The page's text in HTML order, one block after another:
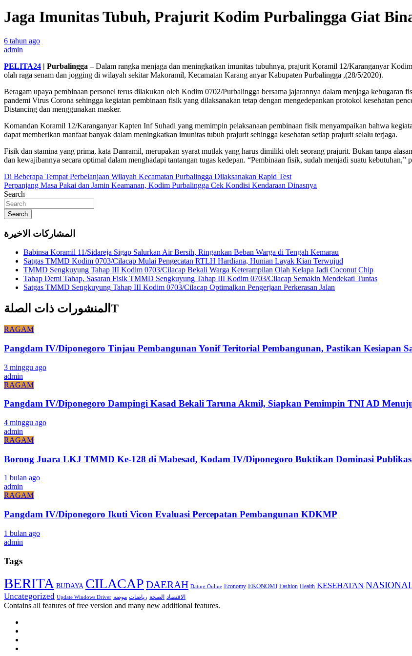
Jaga Imunitas Tubuh, Prajurit Kodim Purbalingga Giat
6 tahun ago
admin
PELITA24 | Purbalingga –Dalam rangka menjaga dan meningkatkan imunitas tubuhnya, prajurit Koramil 12/Karanganyar
olah raga senam dan jogging di wilayah sekitar Makoramil, Kecamatan Karang anyar Kabupaten Purbalingga ,(28/5/2020).
Beragam upaya pembinaan personel terus dilakukan oleh Kodim 0702/Purbalingga bersama jajarannya dalam menjaga kebugaran
pandemi Virus Corona sehingga kegiatan pembinaan fisik yang dilaksanakan tetap dengan mengedepankan protokol kesehatan
Distancing dan menggunakan masker.
Komandan Koramil 12/Karanganyar Kapten Inf Suhadi yang memimpin pelaksanaan pembinaan fisik menyampaikan bahwa
dapat memberikan manfaat banyak dalam meningkatkan imunitas tubuh prajurit sehingga kesehatan setiap prajurit selalu terjaga.
Fisik dan stamina yang prima, kata Danramil, merupakan syarat mutlak yang harus dimiliki oleh seorang prajurit. Bukan tanpa
dan kewajibannya secara optimal dalam menghadapi tantangan tugas kedepan. “Pembinaan fisik, sudah menjadi suatu kebutuhan,”
Navigasi
pos
Di Beberapa Tempat Perbelanjaan Wilayah Kecamatan Purbalingga Dilaksanakan Rapid Test
Perpanjang Masa Pakai dan Jamin Keamanan, Kodim Purbalingga Cek Kondisi Kendaraan Dinasnya
Search
Search
المشاركات الاخيرة
Babinsa Koramil 11/Sidareja Sigap Salurkan Air Bersih, Ringankan Beban Warga di Tengah Kemarau
Satgas TMMD Kodim 0703/Cilacap Mulai Pengecatan RTLH Hardiana, Hunian Layak Kian Terwujud
TMMD Sengkuyung Tahap III Kodim 0703/Cilacap Bekali Warga Keterampilan Olah Kelapa Jadi Coconut Chip
Tahap Demi Tahap, Sasaran Fisik TMMD Sengkuyung Tahap III Kodim 0703/Cilacap Semakin Mendekati Tuntas
Satgas TMMD Sengkuyung Tahap III Kodim 0703/Cilacap Optimalkan Pengerjaan Perkerasan Jalan
المنشورات ذات الصلةT
RAGAM
Pangdam IV/Diponegoro Tinjau Pembangunan Yonif Teritorial Pembangunan, Pastikan Kesiapan
3 minggu ago
admin
RAGAM
Pangdam IV/Diponegoro Dampingi Kasad Bekali Taruna Akmil, Siapkan Pemimpin TNI AD
4 minggu ago
admin
RAGAM
Borong Juara LKJ TMMD Ke-128 di Mabesad, Kodam IV/Diponegoro Buktikan Dominasi
1 bulan ago
admin
RAGAM
Pangdam IV/Diponegoro Ikuti Vicon Evaluasi Percepatan Pembangunan KDKMP
1 bulan ago
admin
Tags
BERITA BUDAYA CILACAP DAERAH Dating Online Economy EKONOMI Fashion Health KESEHATAN
Uncategorized Update Windows Driver الاقتصاد الصحة رياضات موضه
Contains all features of free version and many new additional features.